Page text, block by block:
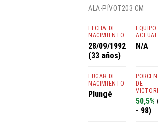
ALA-PÍVOT203 CM
FECHA DE
NACIMIENTO
28/09/1992
(33 años)
LUGAR DE
NACIMIENTO
Plungé
EQUIPO
ACTUAL
N/A
DE
50,5%
- 98)